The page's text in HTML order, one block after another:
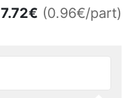
7.72€ (0.96€/part)